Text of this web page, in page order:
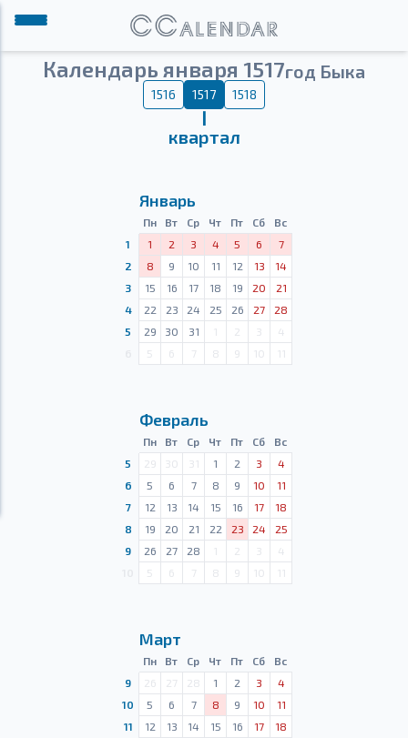
Календарь января 1517год Быка
1516 1517 1518
Ⅰ
квартал
Январь
Пн Вт Ср Чт Пт Сб
Вс
1
1 2 3 4 5 6
7
2
8 9 10 11 12 13
14
3
15 16 17 18 19 20
21
4
22 23 24 25 26 27
28
5
29 30 31 1 2 3
4
5 6 7 8 9 10 11
Февраль
Пн Вт Ср Чт Пт Сб
Вс
5
29 30 31 1 2 3
4
6
5 6 7 8 9 10
11
7
12 13 14 15 16 17
18
8
19 20 21 22 23 24
25
9
26 27 28 1 2 3
4
5 6 7 8 9 10 11
Март
Пн Вт Ср Чт Пт Сб
Вс
9
26 27 28 1 2 3
4
10
5 6 7 8 9 10
11
11
12 13 14 15 16 17
18